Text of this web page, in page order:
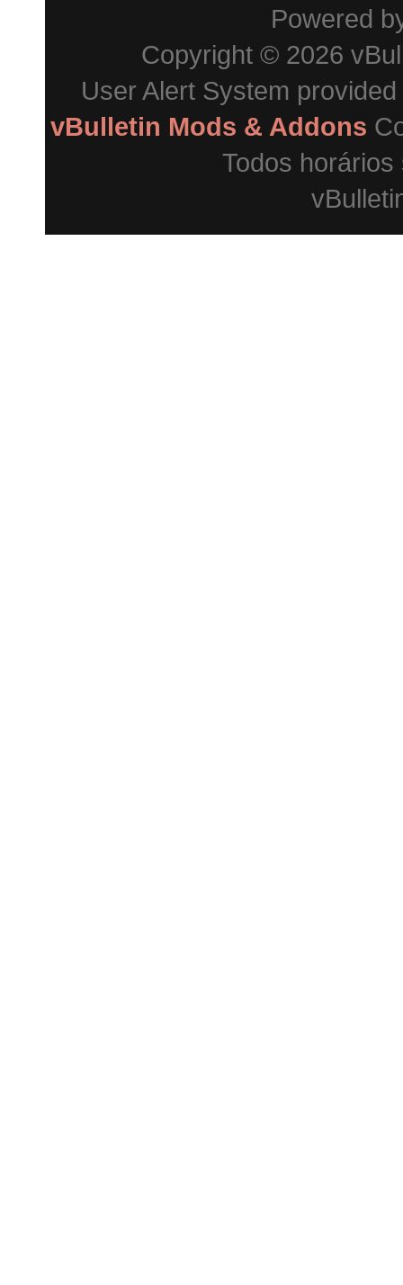
Powered
Copyright © 2026
User Alert System
vBulletin Mods & Addons
Todos